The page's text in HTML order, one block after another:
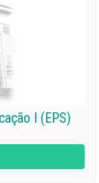
I (EPS)